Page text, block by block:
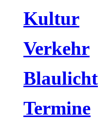
Kultur
Verkehr
Blaulicht
Termine